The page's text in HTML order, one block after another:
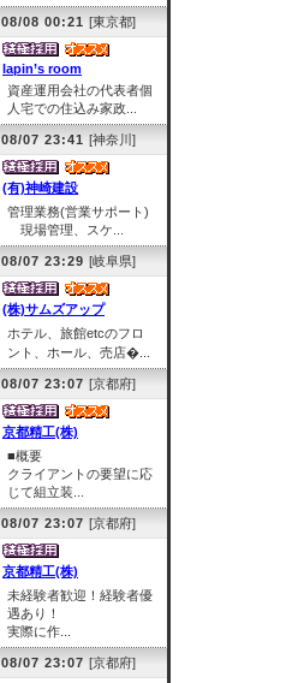
08/08 00:21 [東京都]
lapin’s room
資産運用会社の代表者個
人宅での住込み家政...
08/07 23:41 [神奈川]
(有)神崎建設
管理業務(営業サポート)
現場管理、スケ...
08/07 23:29 [岐阜県]
(株)サムズアップ
ホテル、旅館etcのフロ
ント、ホール、売店�...
08/07 23:07 [京都府]
京都精工(株)
■概要
クライアントの要望に応
じて組立装...
08/07 23:07 [京都府]
京都精工(株)
未経験者歓迎！経験者優
遇あり！
実際に作...
08/07 23:07 [京都府]